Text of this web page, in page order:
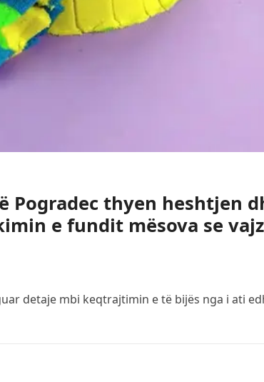
Pogradec thyen heshtjen
e fundit mësova se
detaje mbi keqtrajtimin e të bijës nga i ati